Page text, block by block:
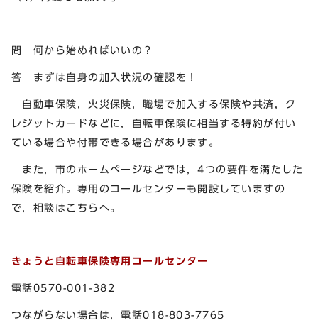
問 何から始めればいいの？
答 まずは自身の加入状況の確認を！
自動車保険，火災保険，職場で加入する保険や共済，ク
レジットカードなどに，自転車保険に相当する特約が付い
ている場合や付帯できる場合があります。
また，市のホームページなどでは，4つの要件を満たした
保険を紹介。専用のコールセンターも開設していますの
で，相談はこちらへ。
きょうと自転車保険専用コールセンター
電話0570-001-382
つながらない場合は，電話018-803-7765